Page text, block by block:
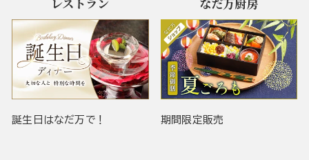
誕生日はなだ万で！ 期間限定販売